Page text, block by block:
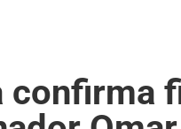
confirma